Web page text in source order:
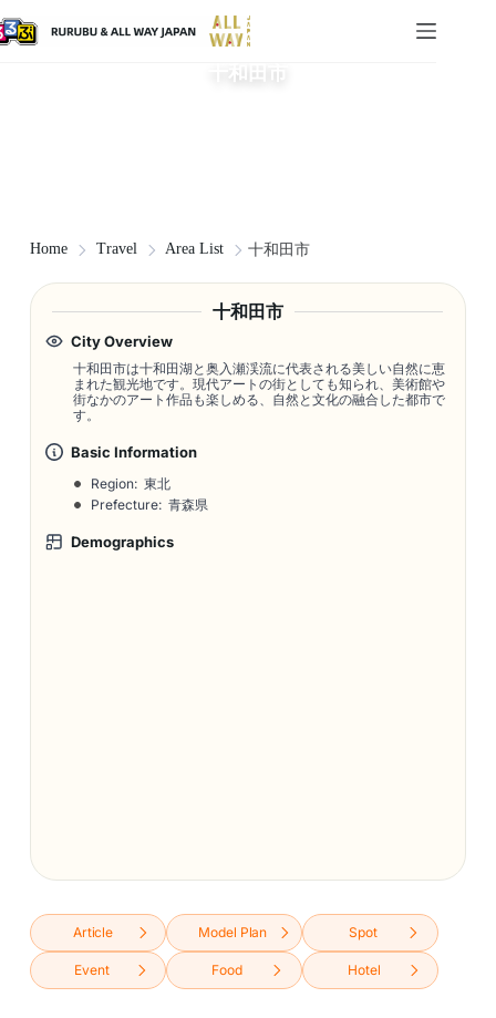
十和田市
Home Travel Area List 十和田市
十和田市
City Overview
十和田市は十和田湖と奥入瀬渓流に代表される美しい自然に恵
まれた観光地です。現代アートの街としても知られ、美術館や
街なかのアート作品も楽しめる、自然と文化の融合した都市で
す。
Basic Information
Region: 東北
Prefecture: 青森県
Demographics
Article Model Plan Spot
Event Food Hotel